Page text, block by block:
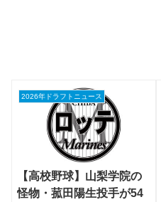
2026年ドラフトニュース
【高校野球】山梨学院の
怪物・菰田陽生投手が54